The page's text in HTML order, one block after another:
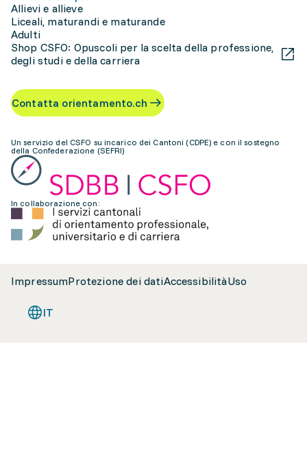
Allievi e allieve
Liceali, maturandi e maturande
Adulti
Shop CSFO: Opuscoli per la scelta della professione,
degli studi e della carriera
Contatta orientamento.ch
Un servizio del CSFO su incarico dei Cantoni (CDPE) e con il sostegno
della Confederazione (SEFRI)
In collaborazione con:
ImpressumProtezione dei datiAccessibilitàUso
IT